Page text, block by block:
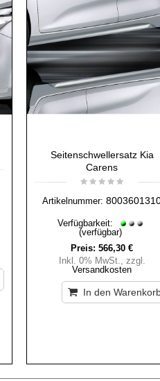
Seitenschwellersatz Kia
Carens
Artikelnummer:
Verfügbarkeit:
(verfügbar)
Preis: 566,30 €
Inkl. 0% MwSt.
zzgl.
Versandkosten
In den